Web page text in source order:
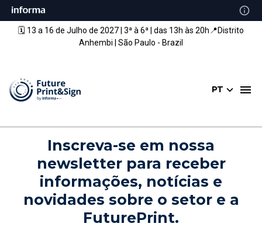
🗓️ 13 a 16 de Julho de 2027 | 3ª à 6ª | das 13h às 20h📍Distrito
Anhembi | São Paulo - Brazil
PT
Inscreva-se em nossa
newsletter para receber
informações, notícias e
novidades sobre o setor e a
FuturePrint.